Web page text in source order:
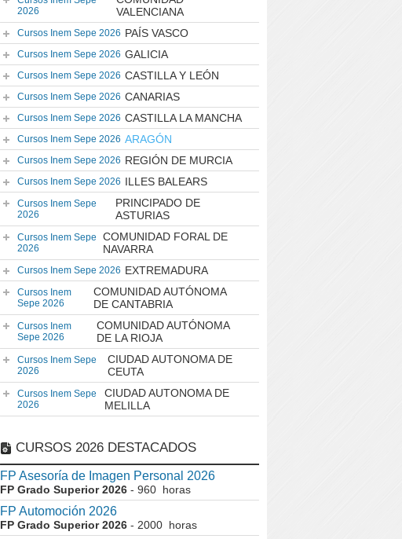
2026
VALENCIANA
Cursos Inem Sepe 2026 PAÍS VASCO
Cursos Inem Sepe 2026 GALICIA
Cursos Inem Sepe 2026 CASTILLA Y LEÓN
Cursos Inem Sepe 2026 CANARIAS
Cursos Inem Sepe 2026 CASTILLA LA MANCHA
Cursos Inem Sepe 2026 ARAGÓN
Cursos Inem Sepe 2026 REGIÓN DE MURCIA
Cursos Inem Sepe 2026 ILLES BALEARS
Cursos Inem Sepe
2026
PRINCIPADO DE
ASTURIAS
Cursos Inem Sepe
2026
COMUNIDAD FORAL DE
NAVARRA
Cursos Inem Sepe 2026 EXTREMADURA
Cursos Inem
Sepe 2026
COMUNIDAD AUTÓNOMA
DE CANTABRIA
Cursos Inem
Sepe 2026
COMUNIDAD AUTÓNOMA
DE LA RIOJA
Cursos Inem Sepe
2026
CIUDAD AUTONOMA DE
CEUTA
Cursos Inem Sepe
2026
CIUDAD AUTONOMA DE
MELILLA
CURSOS 2026 DESTACADOS
FP Asesoría de Imagen Personal 2026
FP Grado Superior 2026 - 960 horas
FP Automoción 2026
FP Grado Superior 2026 - 2000 horas